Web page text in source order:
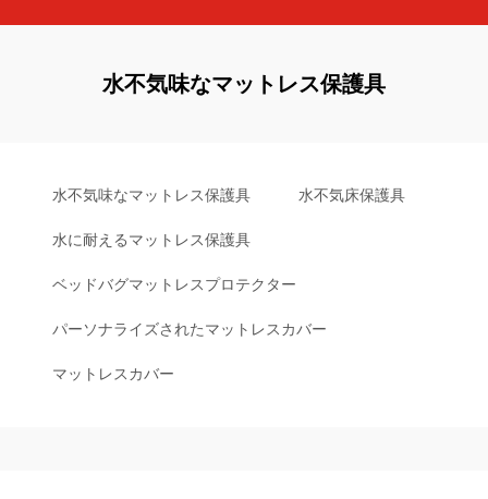
水不気味なマットレス保護具
水不気味なマットレス保護具 水不気床保護具
水に耐えるマットレス保護具
ベッドバグマットレスプロテクター
パーソナライズされたマットレスカバー
マットレスカバー